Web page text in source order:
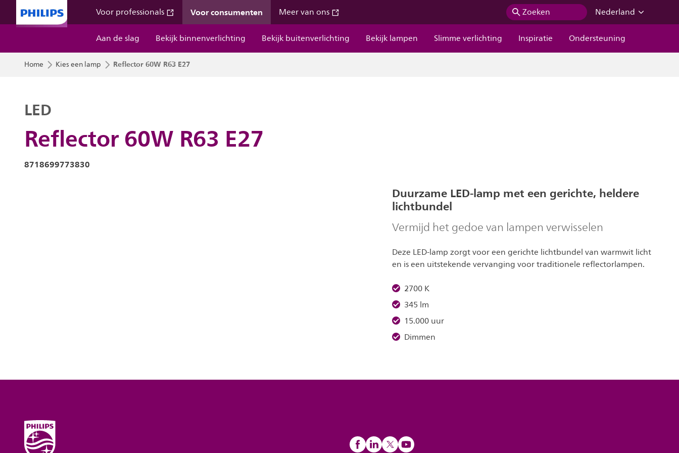
Voor professionals Voor consumenten Meer van ons Zoeken
Nederland
Aan de slag
Bekijk binnenverlichting Bekijk buitenverlichting Bekijk lampen Slimme verlichting Inspiratie Ondersteuning
Home Kies een lamp Reflector 60W R63 E27
Reflector 60W R63 E27
LED
8718699773830
Duurzame LED-lamp met een gerichte, heldere
lichtbundel
Vermijd het gedoe van lampen verwisselen
Deze LED-lamp zorgt voor een gerichte lichtbundel van warmwit licht
en is een uitstekende vervanging voor traditionele reflectorlampen.
2700 K
345 lm
15.000 uur
Dimmen